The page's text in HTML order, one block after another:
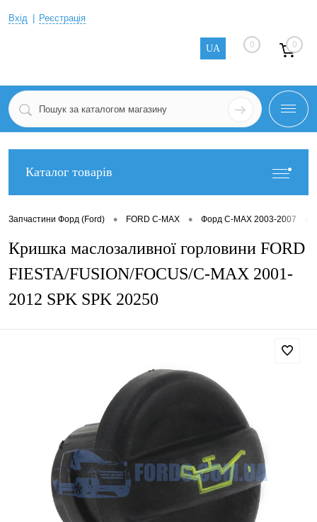
Вхід Реєстрація
UA 0 0
Каталог товарів
Запчастини Форд (Ford) • FORD C-MAX • Форд C-MAX 2003-2007
Кришка маслозаливної горловини FORD
FIESTA/FUSION/FOCUS/C-MAX 2001-
2012 SPK SPK 20250